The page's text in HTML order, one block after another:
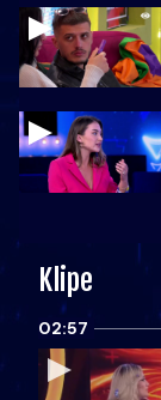
Klipe
02:57